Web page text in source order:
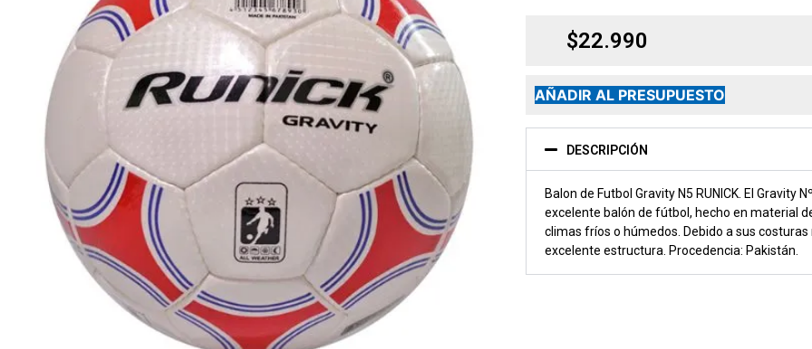
$22.990
AÑADIR AL PRESUPUESTO
DESCRIPCIÓN
Balon de Futbol Gravity N5 RUNICK. El Gravity
excelente balón de fútbol, hecho en material
climas fríos o húmedos. Debido a sus
excelente estructura. Procedencia: Pakistán.